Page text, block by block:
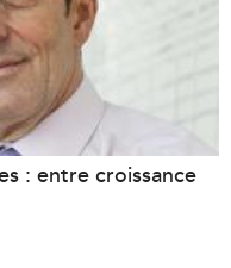
: entre croissance